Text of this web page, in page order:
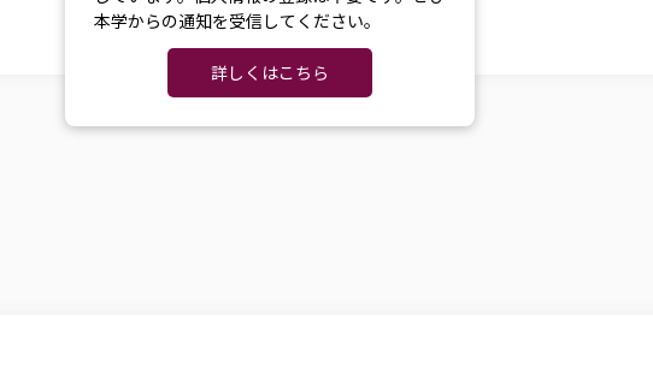
本学からの通知を受信してください。
詳しくはこちら